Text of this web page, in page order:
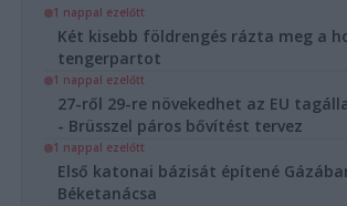
1 nappal ezelőtt
Két kisebb földrengés rázta meg a
tengerpartot
1 nappal ezelőtt
27-ről 29-re növekedhet az EU
- Brüsszel páros bővítést tervez
1 nappal ezelőtt
Első katonai bázisát építené
Béketanácsa